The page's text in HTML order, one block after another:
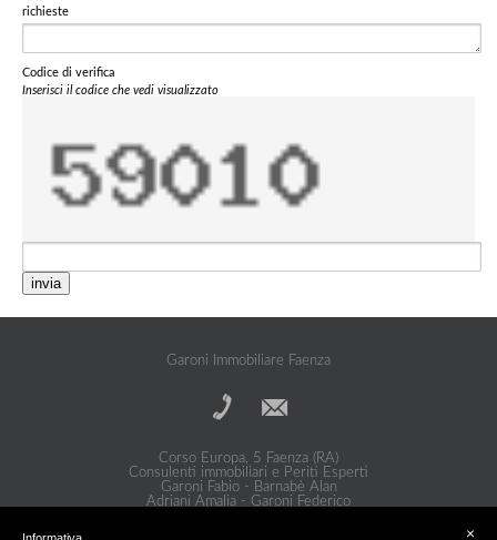
richieste
Codice di verifica
Inserisci il codice che vedi visualizzato
invia
Garoni Immobiliare Faenza
Corso Europa, 5 Faenza (RA)
Consulenti immobiliari e Periti Esperti
Garoni Fabio - Barnabè Alan
Adriani Amalia - Garoni Federico
×